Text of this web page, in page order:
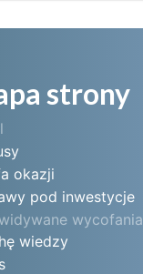
strony
okazji
pod inwestycje
wycofania
wiedzy